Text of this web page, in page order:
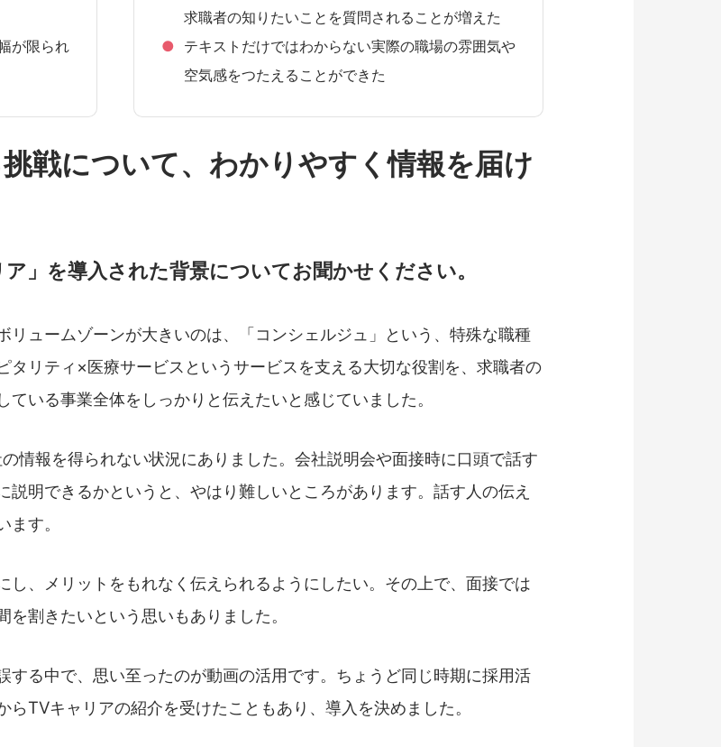
が限られ
求職者の知りたいことを質問されることが増えた
テキストだけではわからない実際の職場の雰囲気や
空気感をつたえることができた
戦について、わかりやすく情報を届け
」を導入された背景についてお聞かせください。
リュームゾーンが大きいのは、「コンシェルジュ」という、特殊な職種
タリティ×医療サービスというサービスを支える大切な役割を、求職者の
いる事業全体をしっかりと伝えたいと感じていました。
情報を得られない状況にありました。会社説明会や面接時に口頭で話す
明できるかというと、やはり難しいところがあります。話す人の伝え
す。
し、メリットをもれなく伝えられるようにしたい。その上で、面接では
割きたいという思いもありました。
する中で、思い至ったのが動画の活用です。ちょうど同じ時期に採用活
TVキャリアの紹介を受けたこともあり、導入を決めました。